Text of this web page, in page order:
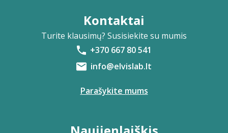
Kontaktai
Turite klausimų? Susisiekite su mumis
+370 667 80 541
info@elvislab.lt
Parašykite mums